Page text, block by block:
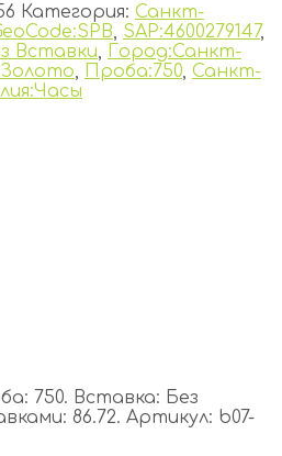
Категория: Санкт-
, SAP:4600279147,
Вставки, Город:Санкт-
, Проба:750, Санкт-
750. Вставка: Без
86.72. Артикул: b07-